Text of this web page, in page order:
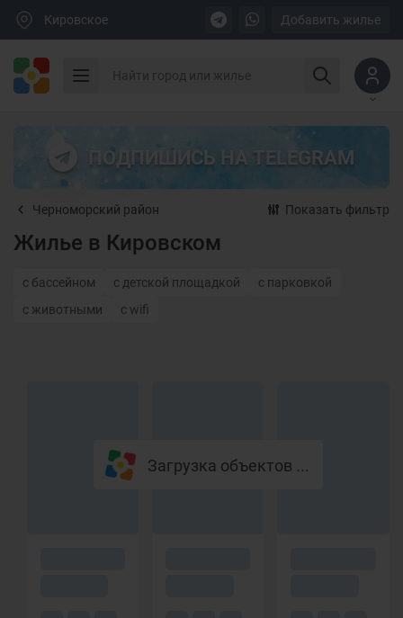
Кировское Добавить жилье
ПОДПИШИСЬ НА TELEGRAM
Черноморский район Показать фильтр
Жилье в Кировском
с бассейном с детской площадкой
с парковкой
с животными
с wifi
Загрузка объектов ...